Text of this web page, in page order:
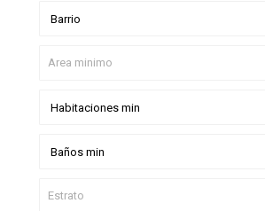
Barrio
Habitaciones min
Baños min